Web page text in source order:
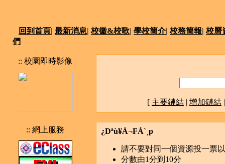
回到首頁| 最新消息| 校徽&校歌| 學校簡介| 校務簡報| 校曆
們
:: 校園即時影像
:: 網上服務
[ 主要鏈結 | 增加鏈結
¿Dªù¥Á¬FÁ`¸p
請不要對同一個資源投一票
分數由1分到10分